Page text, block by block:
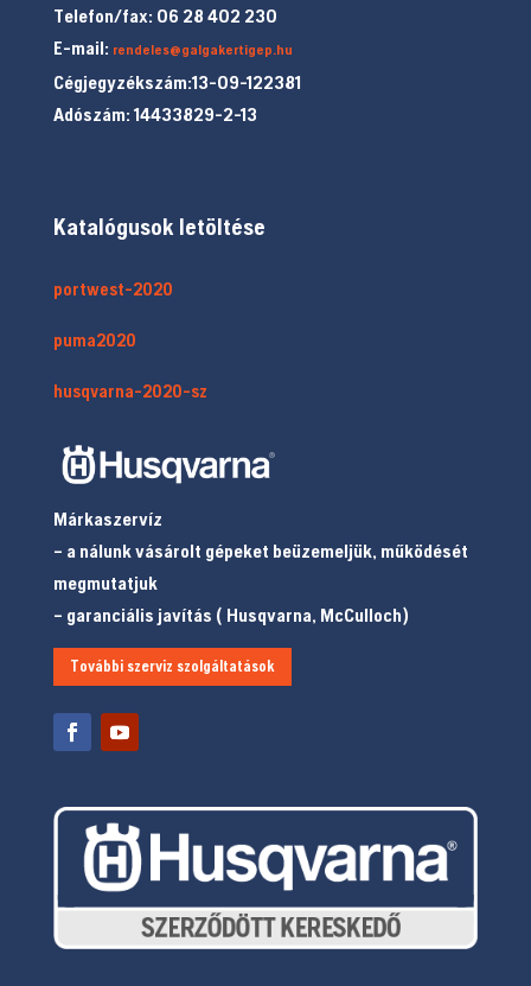
Telefon/fax: 06 28 402 230
E-mail: rendeles@galgakertigep.hu
Cégjegyzékszám:13-09-122381
Adószám: 14433829-2-13
Katalógusok letöltése
portwest-2020
puma2020
husqvarna-2020-sz
Márkaszervíz
– a nálunk vásárolt gépeket beüzemeljük, működését
megmutatjuk
– garanciális javítás ( Husqvarna, McCulloch)
További szerviz szolgáltatások